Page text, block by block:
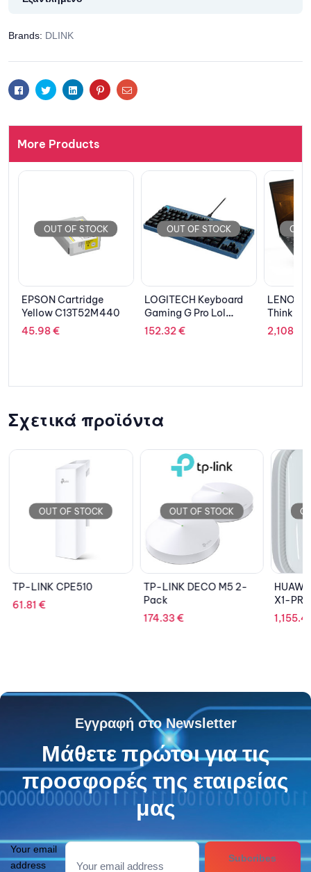
Brands: DLINK
FacebookTwitterLinkedinPinterestEmail
More Products
OUT OF STOCK
EPSON Cartridge
Yellow C13T52M440
45.98€
OUT OF STOCK
LOGITECH Keyboard
Gaming G Pro Lol
Edition
152.32€
OUT
13.3”
1160G7/
Σχετικά προϊόντα
OUT OF STOCK
TP-LINK CPE510
61.81€
OUT OF STOCK
TP-LINK DECO M5 2-
Pack
174.33€
X1-PRO
Εγγραφή στο Newsletter
Μάθετε πρώτοι για τις
προσφορές της εταιρείας
μας
Your email
address
Subcribes